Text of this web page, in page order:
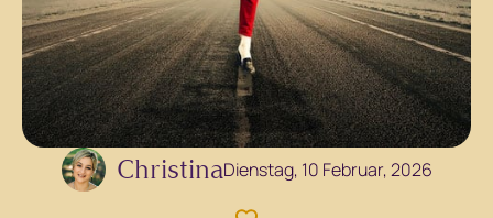
ChristinaDienstag, 10 Februar, 2026